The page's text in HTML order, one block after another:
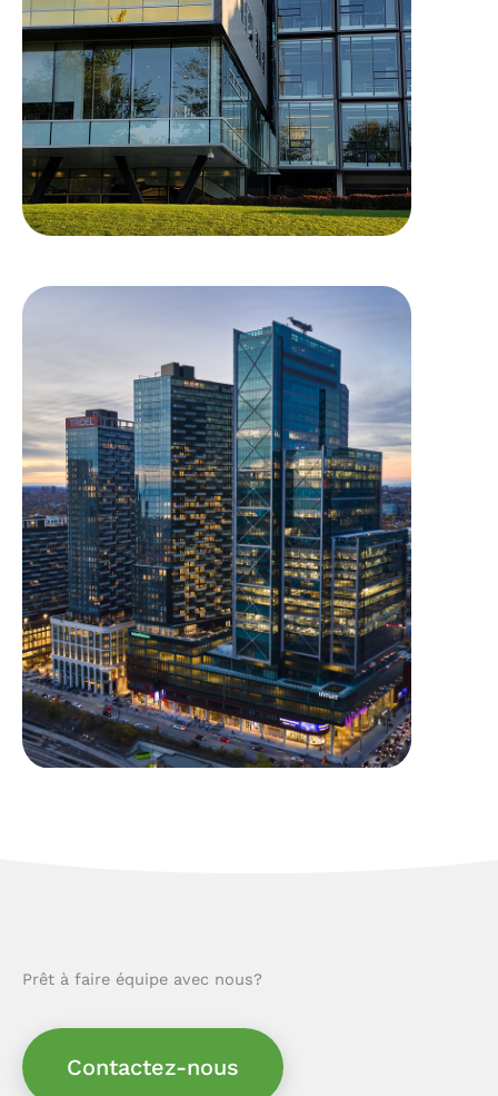
– édifice Engineering 7
The Well
Prêt à faire équipe avec nous?
Contactez-nous